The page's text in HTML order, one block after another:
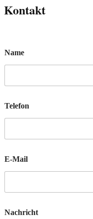
Kontakt
Name
Telefon
E-Mail
Nachricht